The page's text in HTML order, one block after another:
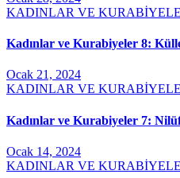
KADINLAR VE
Kadınlar ve Kurabiyeler 8:
Ocak 21, 2024
KADINLAR VE
Kadınlar ve Kurabiyeler 7:
Ocak 14, 2024
KADINLAR VE